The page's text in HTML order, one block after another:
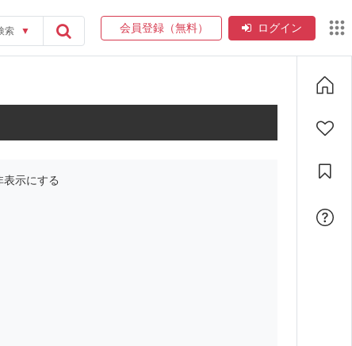
索 ▼ 会員登録（無料） ログイン
表示にする